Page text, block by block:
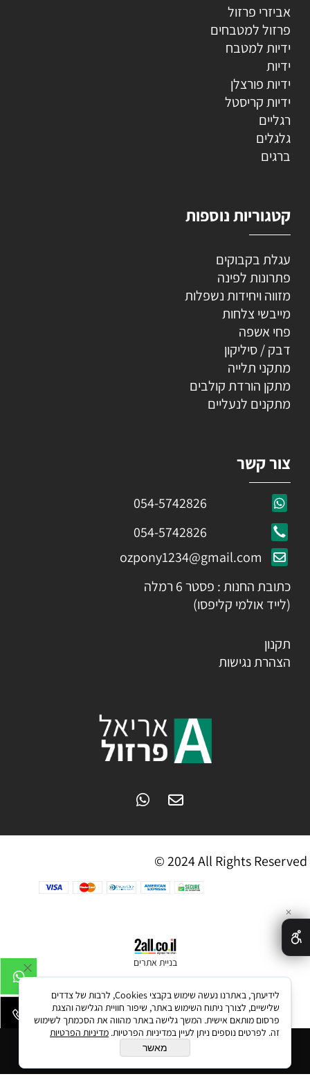
הוסף לסל
אביזרי פרזול
פרזול למטבחים
ידיות למטבח
ידיות
ידיות פורצלן
ידיות קריסטל
רגליים
גלגלים
ברגים
קטגוריות נוספות
עגלת בקבוקים
פתרונות לפינה
מזווה ויחידות נשפלות
מייבשי צלחות
פחי אשפה
דבק / סיליקון
מתקני תלייה
מתקן הורדת קולבים
מתקנים לנעליים
צור קשר
054-5742826
054-5742826
ozpony1234@gmail.com
כתובת החנות : פסטר 6 רמלה
(לייד אולמי קליפסו)
תקנון
הצהרת נגישות
© 2024 All Rights Reserved
בניית אתרים
✕
לידיעתך, באתרנו נעשה שימוש בקבצי Cookies, לרבות של צדדים
שלישיים, לצורך ניתוח השימוש באתר, שיפור חוויית הגלישה והצגת
פרסום מותאם אישית. המשך גלישה באתר מהווה את הסכמתך לשימוש
זה. לפרטים נוספים ניתן לעיין במדיניות הפרטיות. מדיניות הפרטיות
מאשר